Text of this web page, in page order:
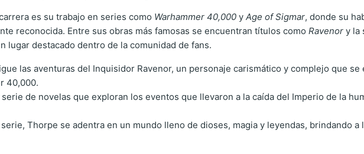
es su trabajo en series como Warhammer 40,000 y Age of Sigmar, donde su
reconocida. Entre sus obras más famosas se encuentran títulos como Ravenor y la
lugar destacado dentro de la comunidad de fans.
las aventuras del Inquisidor Ravenor, un personaje carismático y complejo que
40,000.
serie de novelas que exploran los eventos que llevaron a la caída del Imperio de la
serie, Thorpe se adentra en un mundo lleno de dioses, magia y leyendas, brindando